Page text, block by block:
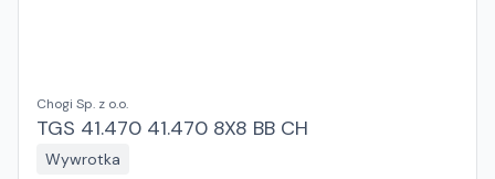
Chogi Sp. z o.o.
TGS 41.470 41.470 8X8 BB CH
Wywrotka